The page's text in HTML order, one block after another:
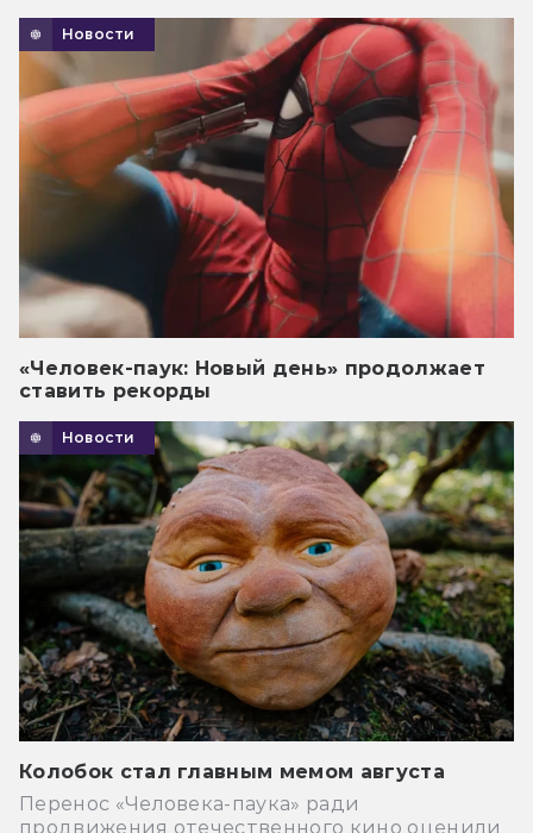
Новости
«Человек-паук: Новый день» продолжает
ставить рекорды
Новости
Колобок стал главным мемом августа
Перенос «Человека-паука» ради
продвижения отечественного кино оценили